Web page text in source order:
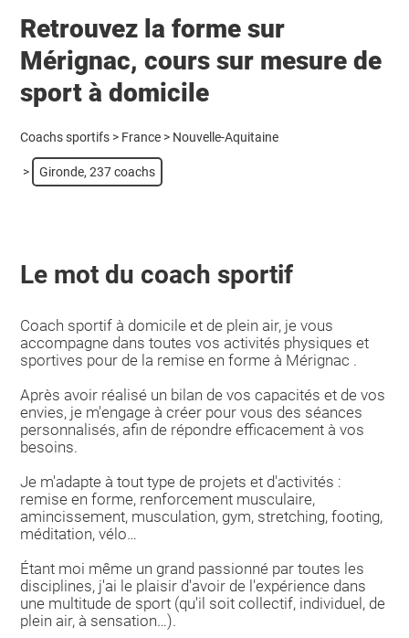
Retrouvez la forme sur
Mérignac, cours sur mesure de
sport à domicile
Coachs sportifs > France > Nouvelle-Aquitaine
> Gironde, 237 coachs
Le mot du coach sportif
Coach sportif à domicile et de plein air, je vous
accompagne dans toutes vos activités physiques et
sportives pour de la remise en forme à Mérignac .
Après avoir réalisé un bilan de vos capacités et de vos
envies, je m'engage à créer pour vous des séances
personnalisés, afin de répondre efficacement à vos
besoins.
Je m'adapte à tout type de projets et d'activités :
remise en forme, renforcement musculaire,
amincissement, musculation, gym, stretching, footing,
méditation, vélo…
Étant moi même un grand passionné par toutes les
disciplines, j'ai le plaisir d'avoir de l'expérience dans
une multitude de sport (qu'il soit collectif, individuel, de
plein air, à sensation…).